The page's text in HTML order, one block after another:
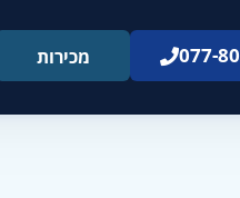
077- מכירות